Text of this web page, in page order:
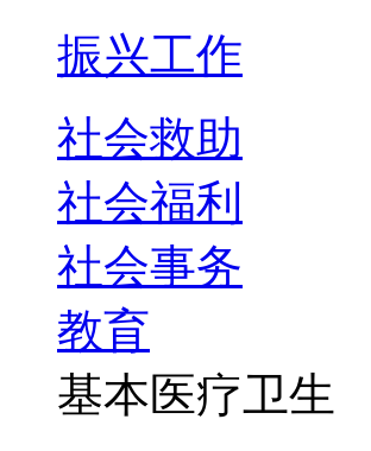
振兴工作
社会救助
社会福利
社会事务
教育
基本医疗卫生